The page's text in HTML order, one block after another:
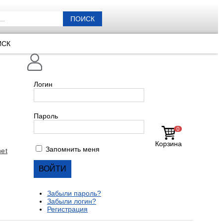
ПОИСК
0
Корзина
Логин
Пароль
Запомнить меня
Забыли пароль?
Забыли логин?
Регистрация